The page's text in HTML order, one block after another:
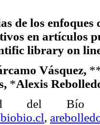
de los
en artículos
library on
Vásquez,
*Alexis
del
,